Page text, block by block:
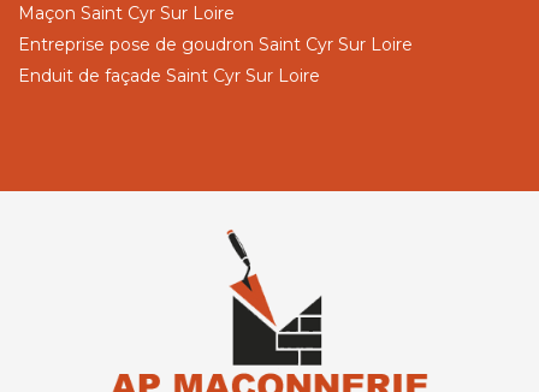
Maçon Saint Cyr Sur Loire
Entreprise pose de goudron Saint Cyr Sur Loire
Enduit de façade Saint Cyr Sur Loire